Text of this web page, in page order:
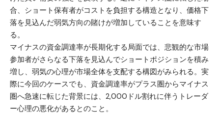
合、ショート保有者がコストを負担する構造となり、価格下
落を見込んだ弱気方向の賭けが増加していることを意味す
る。
マイナスの資金調達率が長期化する局面では、悲観的な市場
参加者がさらなる下落を見込んでショートポジションを積み
増し、弱気の心理が市場全体を支配する構図がみられる。実
際に今回のケースでも、資金調達率がプラス圏からマイナス
圏へ急速に転じた背景には、2,000ドル割れに伴うトレーダ
ー心理の悪化があるとのこと。